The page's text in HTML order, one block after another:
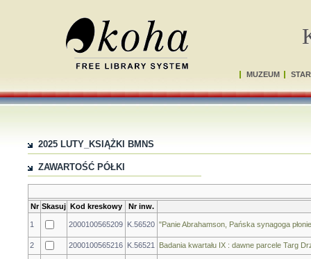
MUZEUM
2025 LUTY_KSIĄŻKI BMNS
ZAWARTOŚĆ PÓŁKI
Nr Skasuj Kod kreskowy Nr inw.
1 2000100565209 K.56520 "Panie Abrahamson, Pańska synagoga
2 2000100565216 K.56521 Badania kwartału IX : dawne parcele Targ